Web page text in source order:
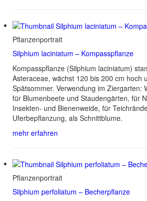
Pflanzenportrait
Silphium laciniatum – Kompasspflanze
Kompasspflanze (Silphium laciniatum)
Asteraceae, wächst 120 bis 200 cm hoch
Spätsommer. Verwendung im Ziergarten:
für Blumenbeete und Staudengärten, für
Insekten- und Bienenweide, für
Uferbepflanzung, als Schnittblume.
mehr erfahren
Pflanzenportrait
Silphium perfoliatum – Becherpflanze